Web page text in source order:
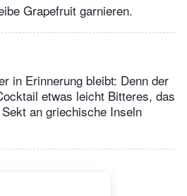
Grapefruit garnieren.
in Erinnerung bleibt: Denn der
etwas leicht Bitteres, das
an griechische Inseln